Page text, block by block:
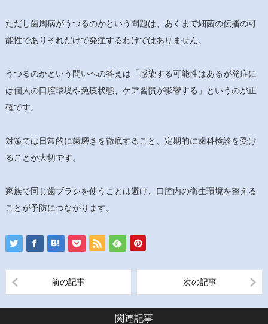
ただし歯周病がうつるのかという問題は、あくまで細菌の伝播の可
能性でありそれだけで発症するわけではありません。
うつるのかという問いへの答えは「感染する可能性はあるが発症に
は個人の口腔環境や免疫状態、ケア習慣が影響する」というのが正
確です。
対策では日常的に歯磨きを徹底すること、定期的に歯科検診を受け
ることが大切です。
家族で同じ歯ブラシを使うことは避け、口腔内の衛生環境を整える
ことが予防につながります。
前の記事 次の記事
関連記事